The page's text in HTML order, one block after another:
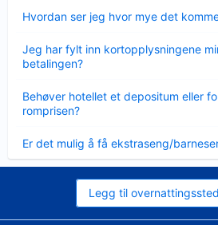
Hvordan ser jeg hvor mye det
mindre
Jeg har fylt inn kortopplysningene
betalingen?
mindre
Behøver hotellet et depositum eller
romprisen?
mindre
Er det mulig å få ekstraseng/
mindre
Legg til